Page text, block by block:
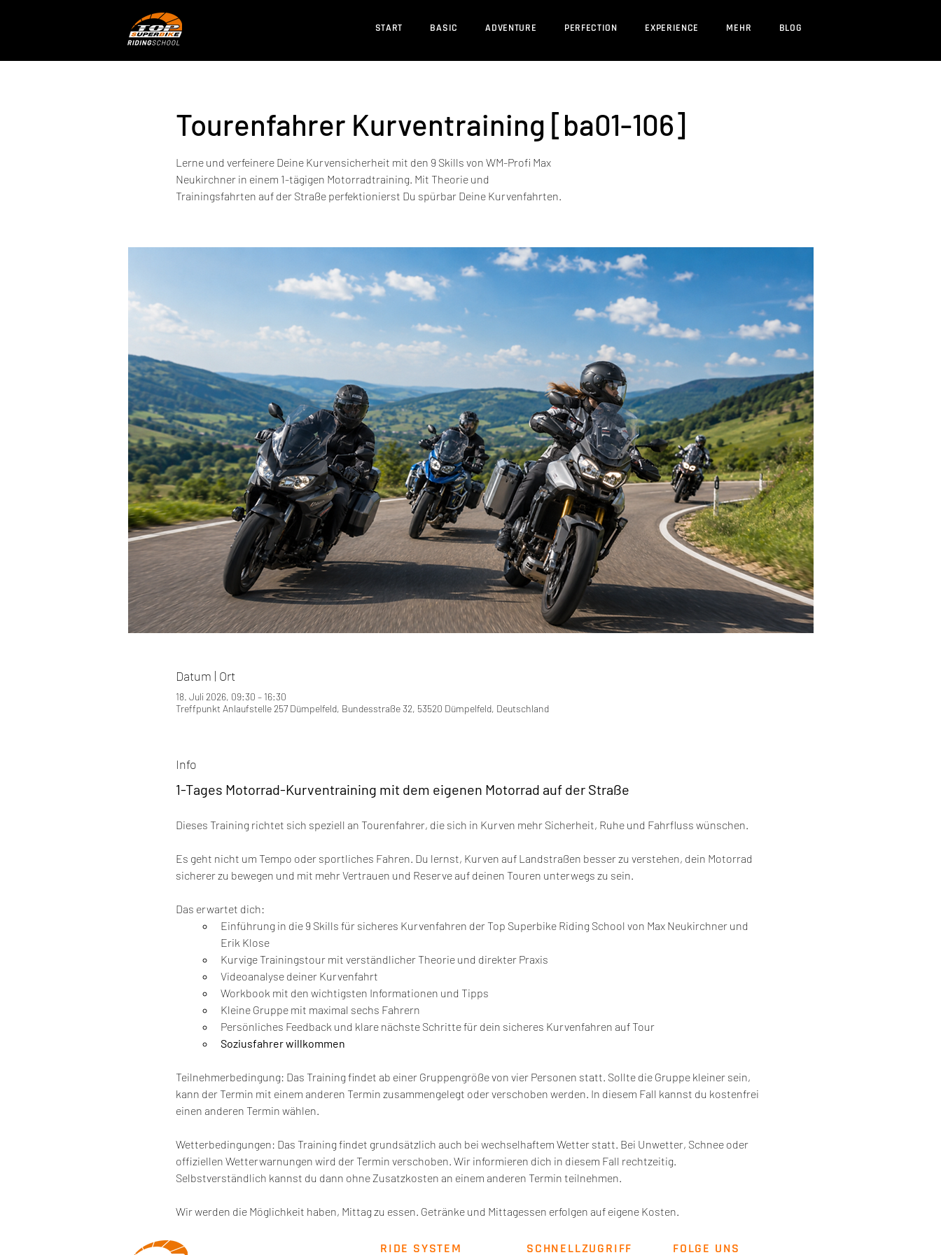
START BASIC ADVENTURE PERFECTION EXPERIENCE MEHR BLOG
Tourenfahrer Kurventraining [ba01-106]
Lerne und verfeinere Deine Kurvensicherheit mit den 9 Skills von WM-Profi Max
Neukirchner in einem 1-tägigen Motorradtraining. Mit Theorie und
Trainingsfahrten auf der Straße perfektionierst Du spürbar Deine Kurvenfahrten.
Datum | Ort
18. Juli 2026, 09:30 – 16:30
Treffpunkt Anlaufstelle 257 Dümpelfeld, Bundesstraße 32, 53520 Dümpelfeld, Deutschland
Info
1-Tages Motorrad-Kurventraining mit dem eigenen Motorrad auf der Straße
Dieses Training richtet sich speziell an Tourenfahrer, die sich in Kurven mehr Sicherheit, Ruhe und Fahrfluss wünschen.
Es geht nicht um Tempo oder sportliches Fahren. Du lernst, Kurven auf Landstraßen besser zu verstehen, dein Motorrad
sicherer zu bewegen und mit mehr Vertrauen und Reserve auf deinen Touren unterwegs zu sein.
Das erwartet dich:
Einführung in die 9 Skills für sicheres Kurvenfahren der Top Superbike Riding School von Max Neukirchner und
Erik Klose
Kurvige Trainingstour mit verständlicher Theorie und direkter Praxis
Videoanalyse deiner Kurvenfahrt
Workbook mit den wichtigsten Informationen und Tipps
Kleine Gruppe mit maximal sechs Fahrern
Persönliches Feedback und klare nächste Schritte für dein sicheres Kurvenfahren auf Tour
Soziusfahrer willkommen
Teilnehmerbedingung: Das Training findet ab einer Gruppengröße von vier Personen statt. Sollte die Gruppe kleiner sein,
kann der Termin mit einem anderen Termin zusammengelegt oder verschoben werden. In diesem Fall kannst du kostenfrei
einen anderen Termin wählen.
Wetterbedingungen: Das Training findet grundsätzlich auch bei wechselhaftem Wetter statt. Bei Unwetter, Schnee oder
offiziellen Wetterwarnungen wird der Termin verschoben. Wir informieren dich in diesem Fall rechtzeitig.
Selbstverständlich kannst du dann ohne Zusatzkosten an einem anderen Termin teilnehmen.
Wir werden die Möglichkeit haben, Mittag zu essen. Getränke und Mittagessen erfolgen auf eigene Kosten.
RIDE SYSTEM SCHNELLZUGRIFF FOLGE UNS